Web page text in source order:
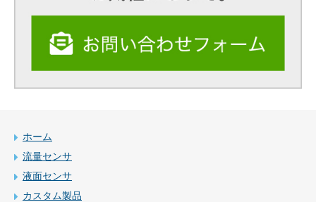
ホーム
流量センサ
液面センサ
カスタム製品